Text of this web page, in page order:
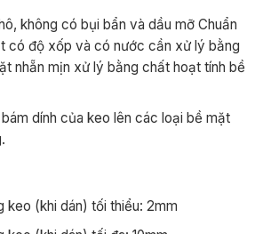
không có bụi bẩn và dầu mỡ Chuẩn
có độ xốp và có nước cần xử lý bằng
nhẵn mịn xử lý bằng chất hoạt tính bề
dính của keo lên các loại bề mặt
keo (khi dán) tối thiểu: 2mm